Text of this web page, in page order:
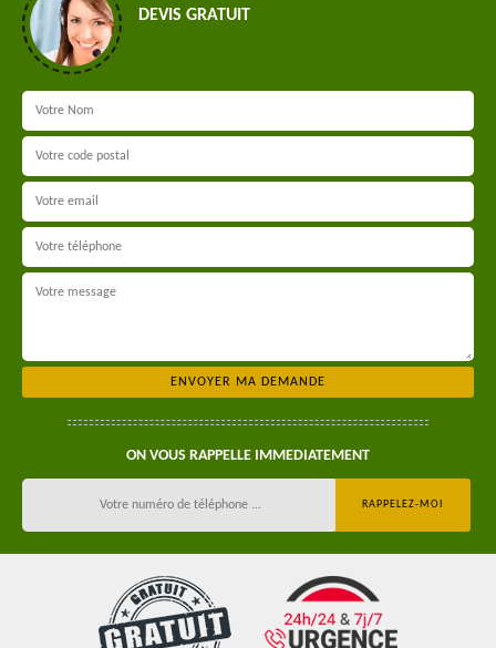
DEVIS GRATUIT
ON VOUS RAPPELLE IMMEDIATEMENT